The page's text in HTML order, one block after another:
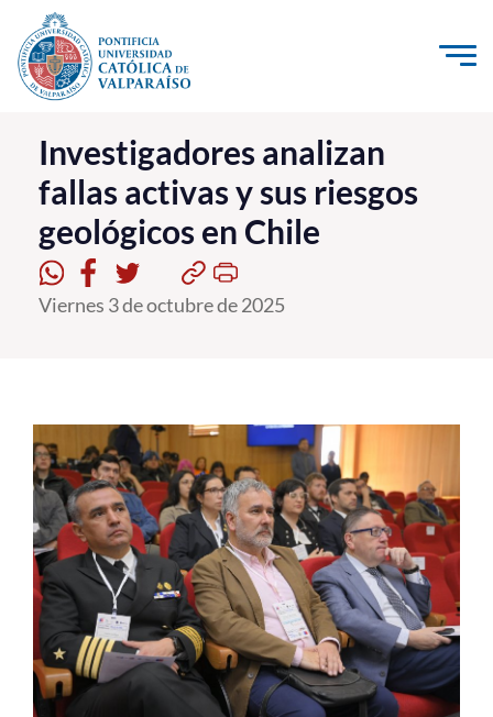
Click acá para ir directamente al contenido
La Universidad
Investigación, Creación e Innovación
PUCV Internacional
Vinculación con el Medio
Formación Continua
Estudiantes
Académicos
Funcionarios
Alumni
Investigadores analizan
fallas activas y sus riesgos
geológicos en Chile
Viernes 3 de octubre de 2025